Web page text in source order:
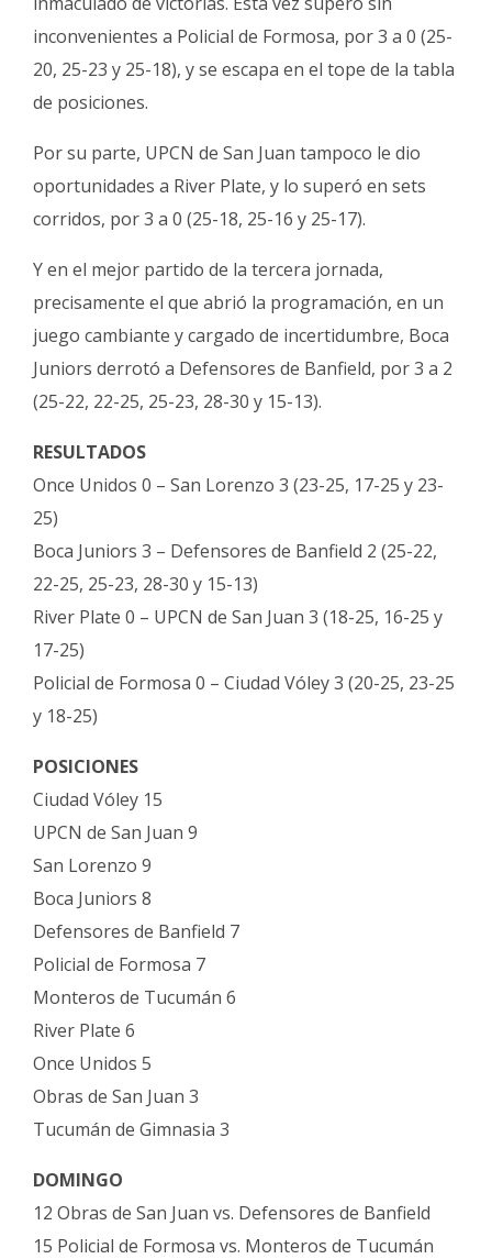
inconvenientes a Policial de Formosa, por 3 a 0 (25-
20, 25-23 y 25-18), y se escapa en el tope de la tabla
de posiciones.
Por su parte, UPCN de San Juan tampoco le dio
oportunidades a River Plate, y lo superó en sets
corridos, por 3 a 0 (25-18, 25-16 y 25-17).
Y en el mejor partido de la tercera jornada,
precisamente el que abrió la programación, en un
juego cambiante y cargado de incertidumbre, Boca
Juniors derrotó a Defensores de Banfield, por 3 a 2
(25-22, 22-25, 25-23, 28-30 y 15-13).
RESULTADOS
Once Unidos 0 – San Lorenzo 3 (23-25, 17-25 y 23-
25)
Boca Juniors 3 – Defensores de Banfield 2 (25-22,
22-25, 25-23, 28-30 y 15-13)
River Plate 0 – UPCN de San Juan 3 (18-25, 16-25 y
17-25)
Policial de Formosa 0 – Ciudad Vóley 3 (20-25, 23-25
y 18-25)
POSICIONES
Ciudad Vóley 15
UPCN de San Juan 9
San Lorenzo 9
Boca Juniors 8
Defensores de Banfield 7
Policial de Formosa 7
Monteros de Tucumán 6
River Plate 6
Once Unidos 5
Obras de San Juan 3
Tucumán de Gimnasia 3
DOMINGO
12 Obras de San Juan vs. Defensores de Banfield
15 Policial de Formosa vs. Monteros de Tucumán